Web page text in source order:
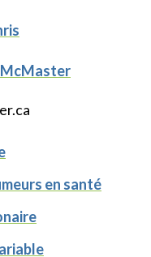
en santé